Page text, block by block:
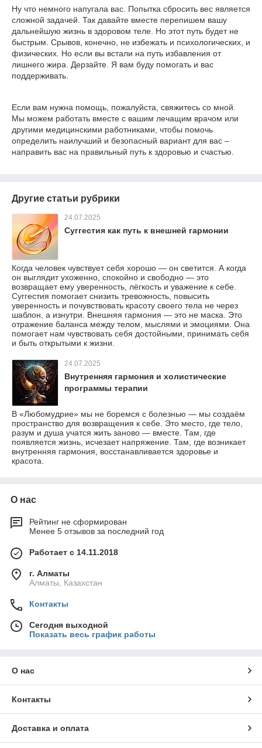
Ну что немного напугала вас. Попытка сбросить вес является
сложной задачей. Так давайте вместе перепишем вашу
дальнейшую жизнь в здоровом теле. Но этот путь будет не
быстрым. Срывов, конечно, не избежать и психологических, и
физических. Но если вы встали на путь избавления от
лишнего жира. Дерзайте. Я вам буду помогать и вас
поддерживать.
Если вам нужна помощь, пожалуйста, свяжитесь со мной.
Мы можем работать вместе с вашим лечащим врачом или
другими медицинскими работниками, чтобы помочь
определить наилучший и безопасный вариант для вас –
направить вас на правильный путь к здоровью и счастью.
Другие статьи рубрики
24.07.2025
Суггестия как путь к внешней гармонии
Когда человек чувствует себя хорошо — он светится. А когда
он выглядит ухоженно, спокойно и свободно — это
возвращает ему уверенность, лёгкость и уважение к себе.
Суггестия помогает снизить тревожность, повысить
уверенность и почувствовать красоту своего тела не через
шаблон, а изнутри. Внешняя гармония — это не маска. Это
отражение баланса между телом, мыслями и эмоциями. Она
помогает нам чувствовать себя достойными, принимать себя
и быть открытыми к жизни.
24.07.2025
Внутренняя гармония и холистические
программы терапии
В «Любомудрие» мы не боремся с болезнью — мы создаём
пространство для возвращения к себе. Это место, где тело,
разум и душа учатся жить заново — вместе. Там, где
появляется жизнь, исчезает напряжение. Там, где возникает
внутренняя гармония, восстанавливается здоровье и
красота.
О нас
Рейтинг не сформирован
Менее 5 отзывов за последний год
Работает с 14.11.2018
г. Алматы
Алматы, Казахстан
Контакты
Сегодня выходной
Показать весь график работы
О нас
Контакты
Доставка и оплата